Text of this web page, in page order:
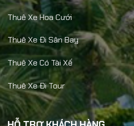
Thuê Xe Hoa Cưới
Thuê Xe Đi Sân Bay
Thuê Xe Có Tài Xế
Thuê Xe Đi Tour